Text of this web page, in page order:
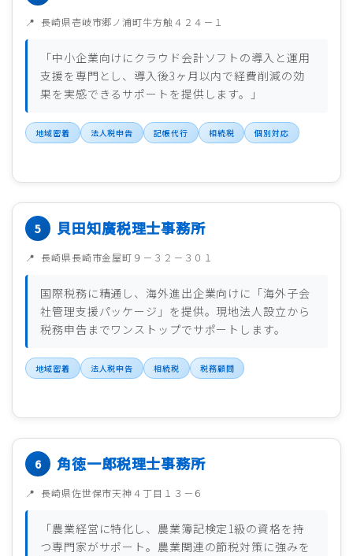
長崎県壱岐市郷ノ浦町牛方触４２４－１
「中小企業向けにクラウド会計ソフトの導入と運用
支援を専門とし、導入後3ヶ月以内で経費削減の効
果を実感できるサポートを提供します。」
地域密着 法人税申告 記帳代行 相続税 個別対応
貝田知廣税理士事務所
長崎県長崎市金屋町９－３２－３０１
国際税務に精通し、海外進出企業向けに「海外子会
社管理支援パッケージ」を提供。現地法人設立から
税務申告までワンストップでサポートします。
地域密着 法人税申告 相続税 税務顧問
角徳一郎税理士事務所
長崎県佐世保市天神４丁目１３－６
「農業経営に特化し、農業簿記検定1級の資格を持
つ専門家がサポート。農業関連の節税対策に強みを